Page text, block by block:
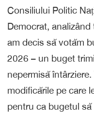
Consiliului Politic
Democrat,
am decis să votăm
2026 – un buget
nepermisă
modificările pe care
pentru ca bugetul